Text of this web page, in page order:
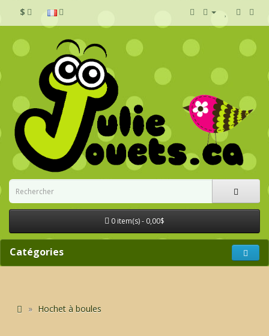
$
0 item(s) - 0,00$
Catégories
Hochet à boules